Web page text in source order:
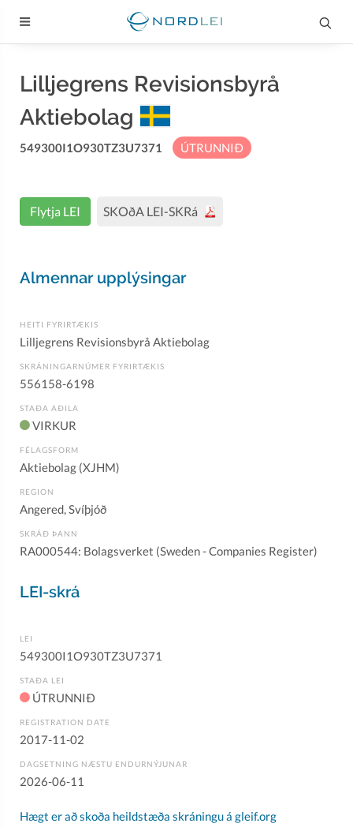
Lilljegrens Revisionsbyrå
Aktiebolag
549300I1O930TZ3U7371 ÚTRUNNIÐ
Flytja LEI SKOðA LEI-SKRá
Almennar upplýsingar
HEITI FYRIRTÆKIS
Lilljegrens Revisionsbyrå Aktiebolag
SKRÁNINGARNÚMER FYRIRTÆKIS
556158-6198
STAÐA AÐILA
VIRKUR
FÉLAGSFORM
Aktiebolag (XJHM)
REGION
Angered, Svíþjóð
SKRÁÐ ÞANN
RA000544: Bolagsverket (Sweden - Companies Register)
LEI-skrá
LEI
549300I1O930TZ3U7371
STAÐA LEI
ÚTRUNNIÐ
REGISTRATION DATE
2017-11-02
DAGSETNING NÆSTU ENDURNÝJUNAR
2026-06-11
Hægt er að skoða heildstæða skráningu á gleif.org